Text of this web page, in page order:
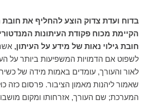
בדוח ועדת צדוק הוצע להחליף את חובת
הקיימת מכוח פקודת העיתונות
חובת גילוי נאות של מידע על העיתון,
לשפוט אם הדמויות המשפיעות ביותר על
לאור והעורך, עומדים באמות מידה של
שאמור ליהנות מאמון הציבור. פרסום כזה
המערכת; שם העורך, אזרחותו ומקום